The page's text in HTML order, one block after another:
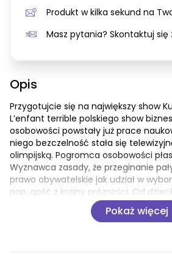
Produkt w kilka sekund na
Masz pytania? Skontaktuj się
Opis
Przygotujcie się na największy show
L’enfant terrible polskiego show
osobowości powstały już prace
niego bezczelność stała się
olimpijską. Pogromca osobowości
Wyznawca zasady, że przeginanie
prawo obywatelskie jak udział w
pop, gość z krainy próżności. Od
rzeczywistość dawała mu do zabawy
okoliczności. Chciał zostać aktorem,
Pokaż więcej